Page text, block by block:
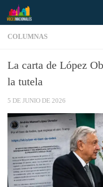
Saltar al contenido
COLUMNAS
La carta de López
la tutela
5 DE JUNIO DE 2026